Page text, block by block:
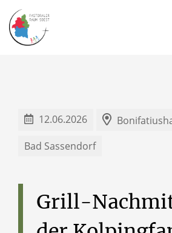
12.06.2026
Bad Sassendorf
Grill-